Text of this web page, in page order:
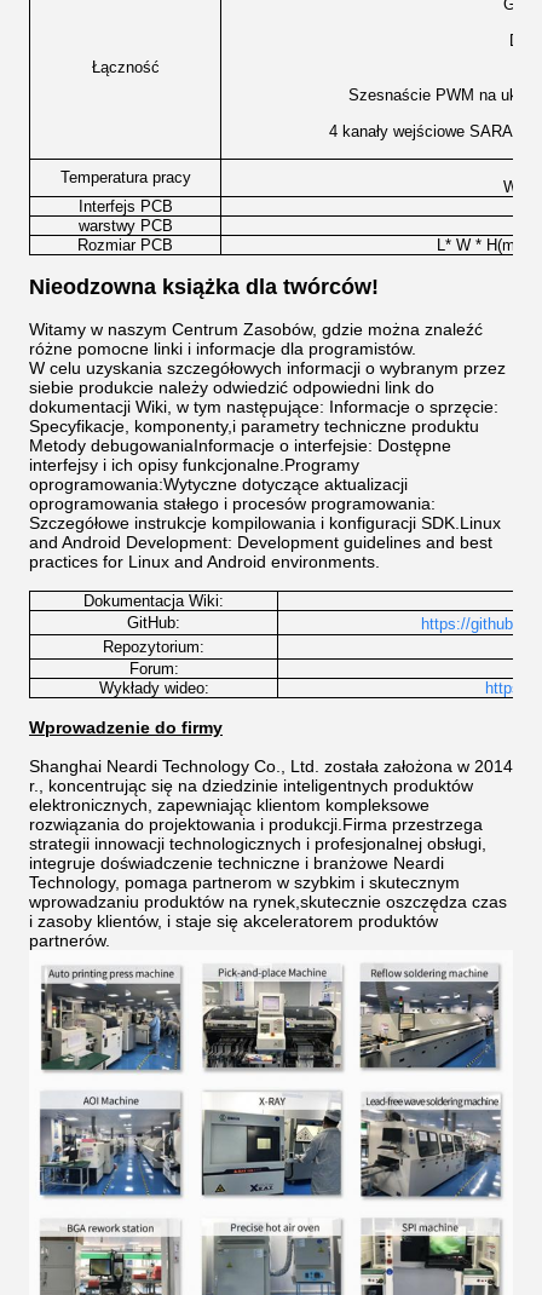
Łączność
Szesnaście PWM na
4 kanały wejściowe
Temperatura pracy
Interfejs PCB
warstwy PCB
Rozmiar PCB
L* W *
Nieodzowna książka dla twórców!
Witamy w naszym Centrum Zasobów, gdzie można znaleźć
różne pomocne linki i informacje dla programistów.
W celu uzyskania szczegółowych informacji o wybranym przez
siebie produkcie należy odwiedzić odpowiedni link do
dokumentacji Wiki, w tym następujące: Informacje o sprzęcie:
Specyfikacje, komponenty,i parametry techniczne produktu
Metody debugowaniaInformacje o interfejsie: Dostępne
interfejsy i ich opisy funkcjonalne.Programy
oprogramowania:Wytyczne dotyczące aktualizacji
oprogramowania stałego i procesów programowania:
Szczegółowe instrukcje kompilowania i konfiguracji SDK.Linux
and Android Development: Development guidelines and best
practices for Linux and Android environments.
Dokumentacja Wiki:
GitHub:
https://
Repozytorium:
Forum:
Wykłady wideo:
https://
Wprowadzenie do firmy
Shanghai Neardi Technology Co., Ltd. została założona w 2014
r., koncentrując się na dziedzinie inteligentnych produktów
elektronicznych, zapewniając klientom kompleksowe
rozwiązania do projektowania i produkcji.Firma przestrzega
strategii innowacji technologicznych i profesjonalnej obsługi,
integruje doświadczenie techniczne i branżowe Neardi
Technology, pomaga partnerom w szybkim i skutecznym
wprowadzaniu produktów na rynek,skutecznie oszczędza czas
i zasoby klientów, i staje się akceleratorem produktów
partnerów.